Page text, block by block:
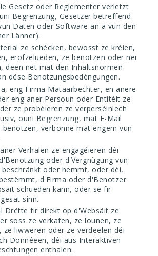
Gesetz oder Reglementer verletzt
Begrenzung, Gesetzer betreffend
Daten oder Software an a vun den
Länner).
ze schécken, bewosst ze kréien,
erofzelueden, ze benotzen oder nei
deen net mat den Inhaltsnormen
dëse Benotzungsbedéngungen.
eng Firma Mataarbechter, en anere
eng aner Persoun oder Entitéit ze
ze probéieren ze verperséinlech
ouni Begrenzung, mat E-Mail
benotzen, verbonne mat engem vun
Verhalen ze engagéieren déi
oder d'Vergnügung vun
oder hemmt, oder déi,
d'Firma oder d'Benotzer
schueden kann, oder se fir
sinn.
Drëtte fir direkt op d'Websäit ze
soss ze verkafen, ze lounen, ze
ze liwweren oder ze verdeelen déi
Donnéeën, déi aus Interaktiven
enthalen.